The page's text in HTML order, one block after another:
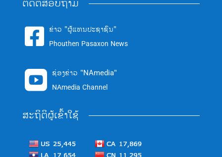
ຕິດຕໍ່ສອບຖາມ
 ຂ່າວ "ຜູ້ແທນປະຊາຊົນ"
Phouthen Pasaxon News
 ຊ່ອງຂ່າວ "NAmedia"
NAmedia Channel
ສະຖິຕິຜູ້ເຂົ້າໃຊ້